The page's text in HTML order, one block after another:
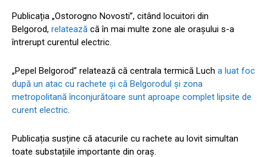
Publicația „Ostorogno Novosti”, citând locuitori din
Belgorod, relatează că în mai multe zone ale orașului s-a
întrerupt curentul electric.
„Pepel Belgorod” relatează că centrala termică Luch a luat foc
după un atac cu rachete și că Belgorodul și zona
metropolitană înconjurătoare sunt aproape complet lipsite de
curent electric.
Publicația susține că atacurile cu rachete au lovit simultan
toate substațiile importante din oraș.